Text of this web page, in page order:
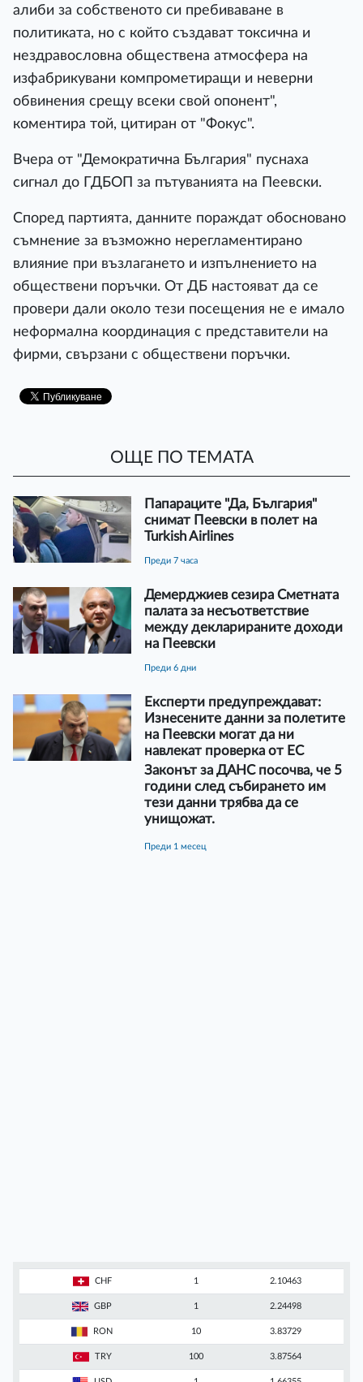
алиби за собственото си пребиваване в
политиката, но с който създават токсична и
нездравословна обществена атмосфера на
изфабрикувани компрометиращи и неверни
обвинения срещу всеки свой опонент",
коментира той, цитиран от "Фокус".
Вчера от "Демократична България" пуснаха
сигнал до ГДБОП за пътуванията на Пеевски.
Според партията, данните пораждат обосновано
съмнение за възможно нерегламентирано
влияние при възлагането и изпълнението на
обществени поръчки. От ДБ настояват да се
провери дали около тези посещения не е имало
неформална координация с представители на
фирми, свързани с обществени поръчки.
ОЩЕ ПО ТЕМАТА
Папараците "Да, България"
снимат Пеевски в полет на
Turkish Airlines
преди 7 часа
Демерджиев сезира Сметната
палата за несъответствие
между декларираните доходи
на Пеевски
преди 6 дни
Експерти предупреждават:
Изнесените данни за полетите
на Пеевски могат да ни
навлекат проверка от ЕС
Законът за ДАНС посочва, че 5
години след събирането им
тези данни трябва да се
унищожат.
преди 1 месец
CHF 1 2.10463
GBP 1 2.24498
RON 10 3.83729
TRY 100 3.87564